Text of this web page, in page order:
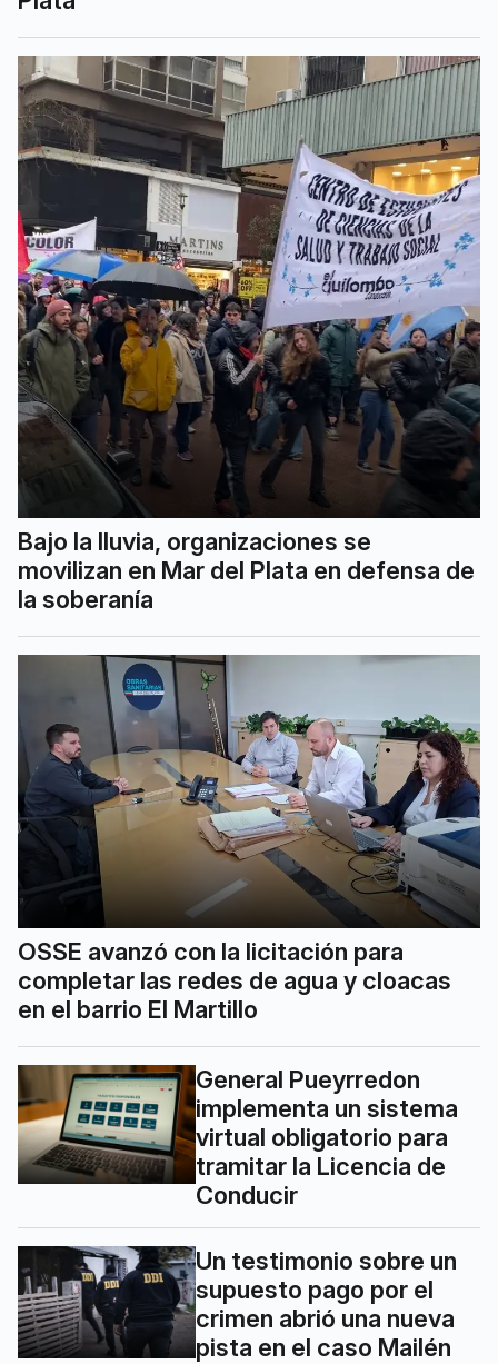
Bajo la lluvia, organizaciones se
movilizan en Mar del Plata en defensa de
la soberanía
OSSE avanzó con la licitación para
completar las redes de agua y cloacas
en el barrio El Martillo
General Pueyrredon
implementa un sistema
virtual obligatorio para
tramitar la Licencia de
Conducir
Un testimonio sobre un
supuesto pago por el
crimen abrió una nueva
pista en el caso Mailén